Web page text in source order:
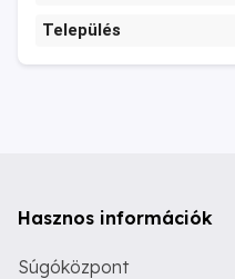
Település
Hasznos információk
Súgóközpont